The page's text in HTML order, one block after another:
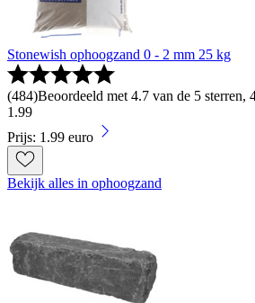
Stonewish ophoogzand 0 - 2 mm 25 kg
(484)Beoordeeld met 4.7 van de 5 sterren,
1 .99
Prijs: 1.99 euro
Bekijk alles in ophoogzand